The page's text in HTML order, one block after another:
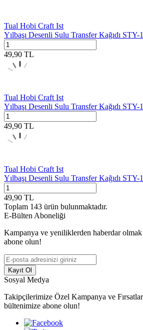
Tual Hobi Craft Ist
Yılbaşı Desenli Sulu Transfer Kağıdı STY-
49,90 TL
Tual Hobi Craft Ist
Yılbaşı Desenli Sulu Transfer Kağıdı STY-
49,90 TL
Tual Hobi Craft Ist
Yılbaşı Desenli Sulu Transfer Kağıdı STY-
49,90 TL
Toplam 143 ürün bulunmaktadır.
E-Bülten Aboneliği
Kampanya ve yeniliklerden haberdar
abone olun!
Kayıt Ol
Sosyal Medya
Takipçilerimize Özel Kampanya ve
bültenimize abone olun!